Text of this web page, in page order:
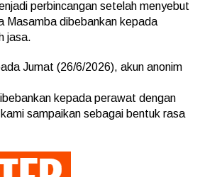
perbincangan setelah menyebut
Masamba dibebankan kepada
jasa.
Jumat (26/6/2026), akun anonim
kepada perawat dengan
sampaikan sebagai bentuk rasa